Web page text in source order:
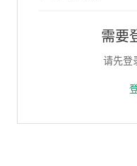
需要
请先登